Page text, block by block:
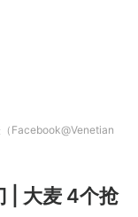
Facebook@Venetian
| 大麦 4个抢